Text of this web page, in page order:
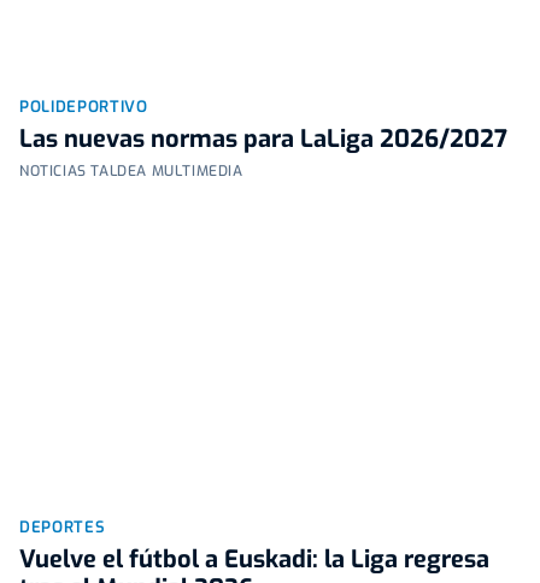
POLIDEPORTIVO
Las nuevas normas para LaLiga 2026/2027
NOTICIAS TALDEA MULTIMEDIA
DEPORTES
Vuelve el fútbol a Euskadi: la Liga regresa